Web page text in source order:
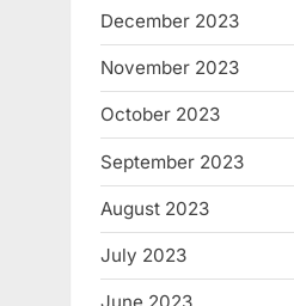
December 2023
November 2023
October 2023
September 2023
August 2023
July 2023